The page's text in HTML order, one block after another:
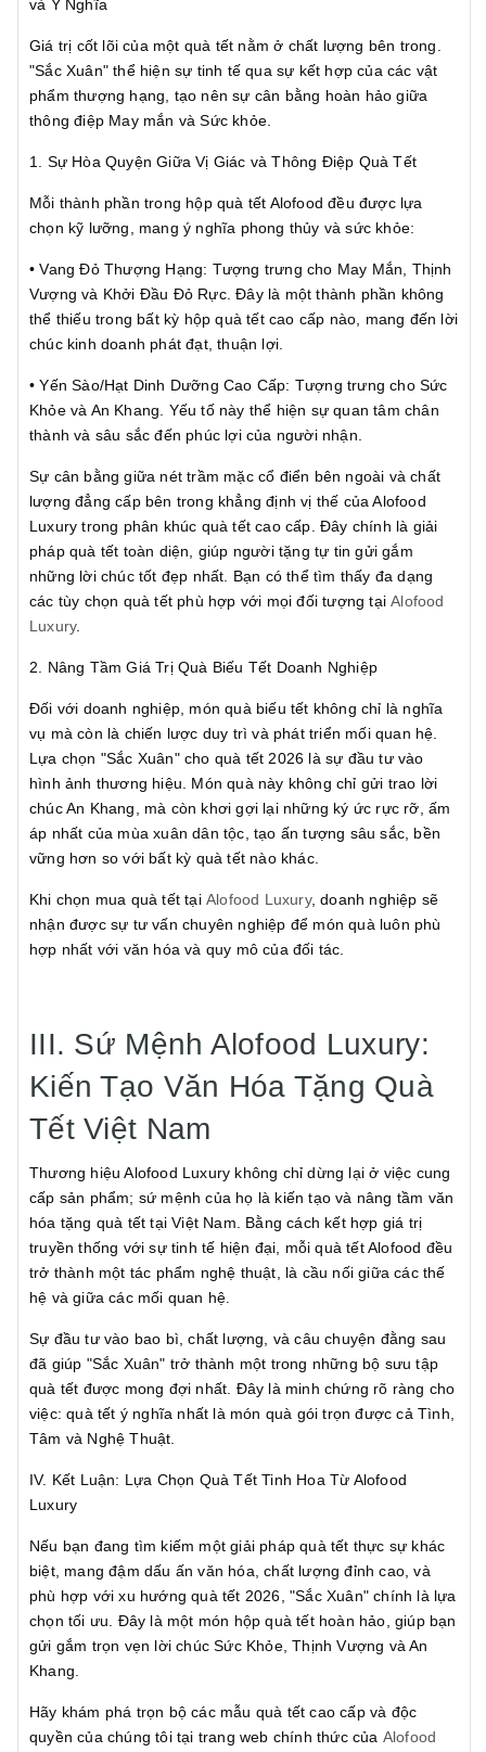
và Ý Nghĩa
Giá trị cốt lõi của một quà tết nằm ở chất lượng bên trong.
"Sắc Xuân" thể hiện sự tinh tế qua sự kết hợp của các vật
phẩm thượng hạng, tạo nên sự cân bằng hoàn hảo giữa
thông điệp May mắn và Sức khỏe.
1. Sự Hòa Quyện Giữa Vị Giác và Thông Điệp Quà Tết
Mỗi thành phần trong hộp quà tết Alofood đều được lựa
chọn kỹ lưỡng, mang ý nghĩa phong thủy và sức khỏe:
• Vang Đỏ Thượng Hạng: Tượng trưng cho May Mắn, Thịnh
Vượng và Khởi Đầu Đỏ Rực. Đây là một thành phần không
thể thiếu trong bất kỳ hộp quà tết cao cấp nào, mang đến lời
chúc kinh doanh phát đạt, thuận lợi.
• Yến Sào/Hạt Dinh Dưỡng Cao Cấp: Tượng trưng cho Sức
Khỏe và An Khang. Yếu tố này thể hiện sự quan tâm chân
thành và sâu sắc đến phúc lợi của người nhận.
Sự cân bằng giữa nét trầm mặc cổ điển bên ngoài và chất
lượng đẳng cấp bên trong khẳng định vị thế của Alofood
Luxury trong phân khúc quà tết cao cấp. Đây chính là giải
pháp quà tết toàn diện, giúp người tặng tự tin gửi gắm
những lời chúc tốt đẹp nhất. Bạn có thể tìm thấy đa dạng
các tùy chọn quà tết phù hợp với mọi đối tượng tạiAlofood
Luxury.
2. Nâng Tầm Giá Trị Quà Biếu Tết Doanh Nghiệp
Đối với doanh nghiệp, món quà biếu tết không chỉ là nghĩa
vụ mà còn là chiến lược duy trì và phát triển mối quan hệ.
Lựa chọn "Sắc Xuân" cho quà tết 2026 là sự đầu tư vào
hình ảnh thương hiệu. Món quà này không chỉ gửi trao lời
chúc An Khang, mà còn khơi gợi lại những ký ức rực rỡ, ấm
áp nhất của mùa xuân dân tộc, tạo ấn tượng sâu sắc, bền
vững hơn so với bất kỳ quà tết nào khác.
Khi chọn mua quà tết tại Alofood Luxury, doanh nghiệp sẽ
nhận được sự tư vấn chuyên nghiệp để món quà luôn phù
hợp nhất với văn hóa và quy mô của đối tác.
III. Sứ Mệnh Alofood Luxury:
Kiến Tạo Văn Hóa Tặng Quà
Tết Việt Nam
Thương hiệu Alofood Luxury không chỉ dừng lại ở việc cung
cấp sản phẩm; sứ mệnh của họ là kiến tạo và nâng tầm văn
hóa tặng quà tết tại Việt Nam. Bằng cách kết hợp giá trị
truyền thống với sự tinh tế hiện đại, mỗi quà tết Alofood đều
trở thành một tác phẩm nghệ thuật, là cầu nối giữa các thế
hệ và giữa các mối quan hệ.
Sự đầu tư vào bao bì, chất lượng, và câu chuyện đằng sau
đã giúp "Sắc Xuân" trở thành một trong những bộ sưu tập
quà tết được mong đợi nhất. Đây là minh chứng rõ ràng cho
việc: quà tết ý nghĩa nhất là món quà gói trọn được cả Tình,
Tâm và Nghệ Thuật.
IV. Kết Luận: Lựa Chọn Quà Tết Tinh Hoa Từ Alofood
Luxury
Nếu bạn đang tìm kiếm một giải pháp quà tết thực sự khác
biệt, mang đậm dấu ấn văn hóa, chất lượng đỉnh cao, và
phù hợp với xu hướng quà tết 2026, "Sắc Xuân" chính là lựa
chọn tối ưu. Đây là một món hộp quà tết hoàn hảo, giúp bạn
gửi gắm trọn vẹn lời chúc Sức Khỏe, Thịnh Vượng và An
Khang.
Hãy khám phá trọn bộ các mẫu quà tết cao cấp và độc
quyền của chúng tôi tại trang web chính thức của Alofood